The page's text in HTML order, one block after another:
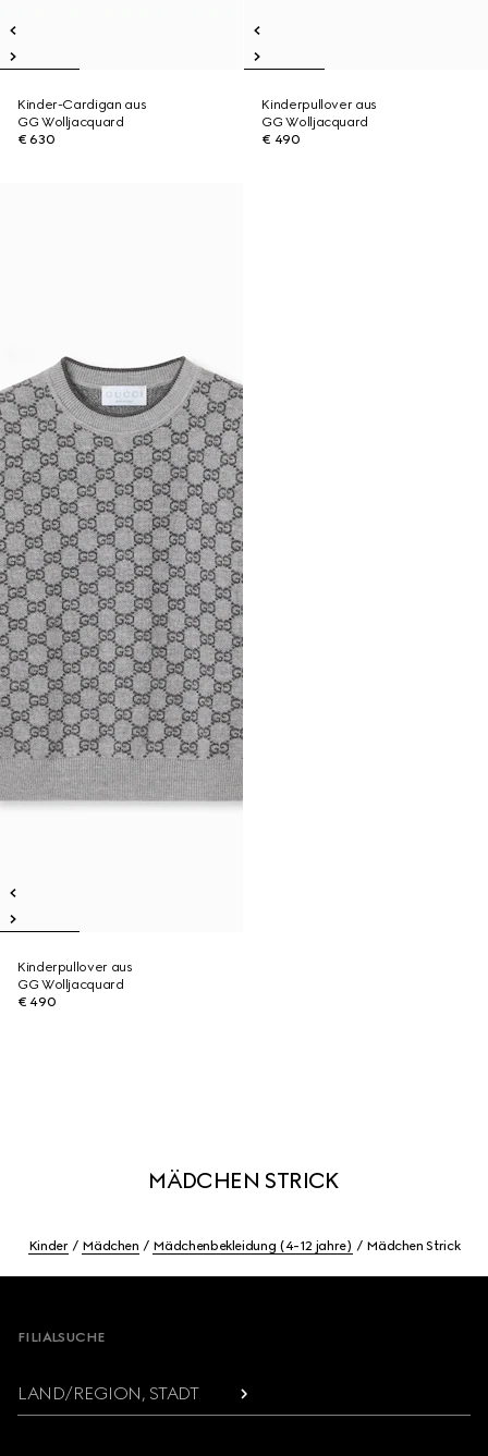
Kinder-Cardigan aus
GG Wolljacquard
€ 630
Kinderpullover aus
GG Wolljacquard
€ 490
Kinderpullover aus
GG Wolljacquard
€ 490
MÄDCHEN STRICK
Kinder Mädchen Mädchenbekleidung (4-12 jahre) Mädchen Strick
FILIALSUCHE
LAND/REGION, STADT